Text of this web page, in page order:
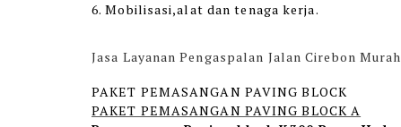
6. Mobilisasi,alat dan tenaga kerja.
Jasa Layanan Pengaspalan Jalan Cirebon Murah
PAKET PEMASANGAN PAVING BLOCK
PAKET PEMASANGAN PAVING BLOCK A